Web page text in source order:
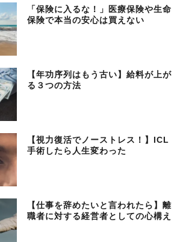
「保険に入るな！」医療保険や生命
保険で本当の安心は買えない
【年功序列はもう古い】給料が上が
る３つの方法
【視力復活でノーストレス！】ICL
手術したら人生変わった
【仕事を辞めたいと言われたら】離
職者に対する経営者としての心構え